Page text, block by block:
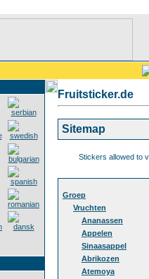
Fruitsticker.de
Sitemap
Stickers allowed to
Groep
Vruchten
Ananassen
Appelen
Sinaasappel
Abrikozen
Atemoya